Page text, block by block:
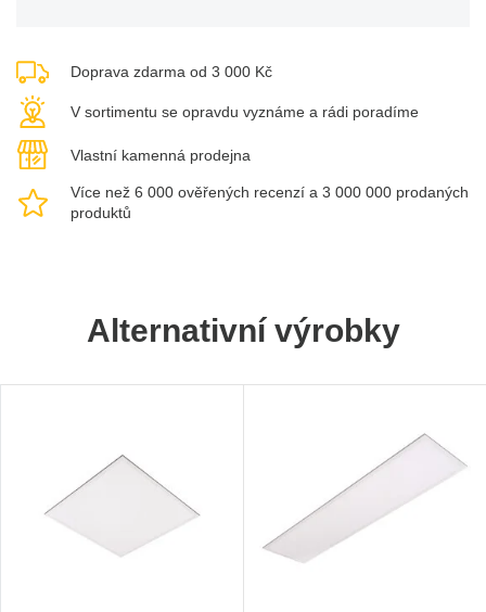
Doprava zdarma od 3 000 Kč
V sortimentu se opravdu vyznáme a rádi poradíme
Vlastní kamenná prodejna
Více než 6 000 ověřených recenzí a 3 000 000 prodaných
produktů
Alternativní výrobky